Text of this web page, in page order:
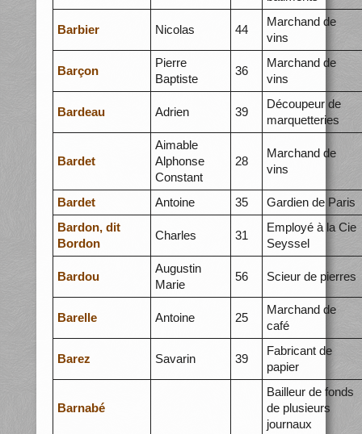
Barbier Nicolas 44
Marchand de
vins
Barçon
Pierre
Baptiste
36
Marchand de
vins
Bardeau Adrien 39
Découpeur de
marquetteries
Bardet
Aimable
Alphonse
Constant
28
Marchand de
vins
Bardet Antoine 35
Gardien de Paris
Bardon, dit
Bordon
Charles 31
Employé à la Cie
Seyssel
Bardou
Augustin
Marie
56 Scieur de pierres
Barelle Antoine 25
Marchand de
café
Barez Savarin 39
Fabricant de
papier
Barnabé
Bailleur de fonds
de plusieurs
journaux